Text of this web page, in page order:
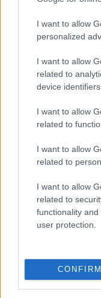
I want to allow
personalized
I want to allow
related to
device identifiers
I want to allow
related to
I want to allow
related to
I want to allow
related to
functionality
user protection.
CONFIRM
Verder lezen
FISCO